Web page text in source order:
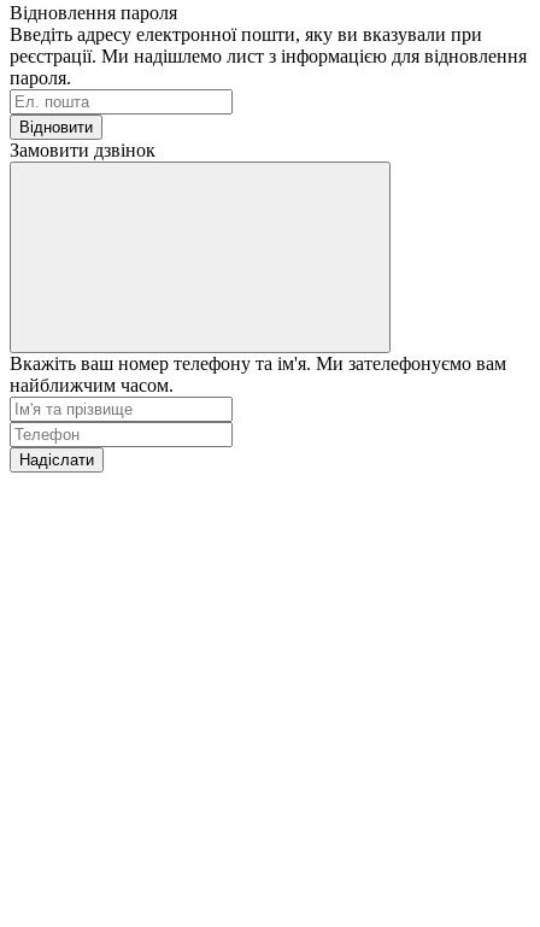
Відновлення пароля
Введіть адресу електронної пошти, яку ви вказували при
реєстрації. Ми надішлемо лист з інформацією для відновлення
пароля.
Відновити
Замовити дзвінок
Вкажіть ваш номер телефону та ім'я. Ми зателефонуємо вам
найближчим часом.
Надіслати